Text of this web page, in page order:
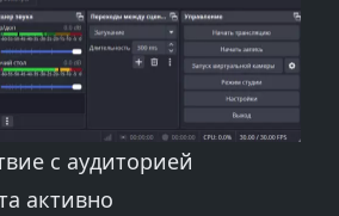
с аудиторией
активно